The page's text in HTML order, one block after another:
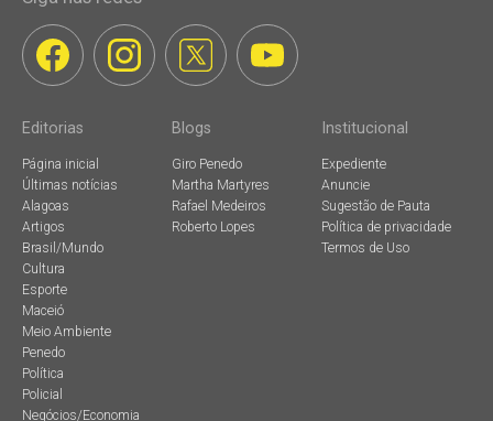
Editorias
Página inicial
Últimas notícias
Alagoas
Artigos
Brasil/Mundo
Cultura
Esporte
Maceió
Meio Ambiente
Penedo
Política
Policial
Negócios/Economia
Blogs
Giro Penedo
Martha Martyres
Rafael Medeiros
Roberto Lopes
Institucional
Expediente
Anuncie
Sugestão de Pauta
Política de privacidade
Termos de Uso